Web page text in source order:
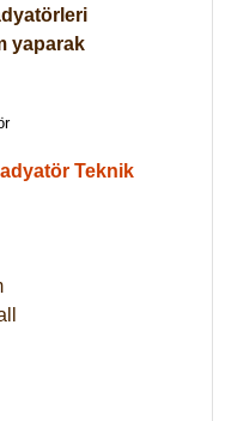
yaparak
Teknik